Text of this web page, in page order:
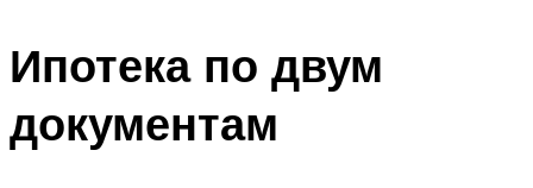
Ипотека по двум
документам